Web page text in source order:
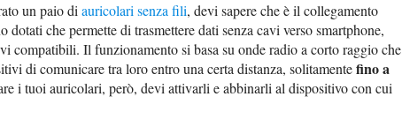
un paio diauricolari senza fili, devi sapere che è il collegamento
dotati che permette di trasmettere dati senza cavi verso smartphone,
compatibili. Il funzionamento si basa su onde radio a corto raggio che
di comunicare tra loro entro una certa distanza, solitamentefino a
i tuoi auricolari, però, devi attivarli e abbinarli al dispositivo con cui